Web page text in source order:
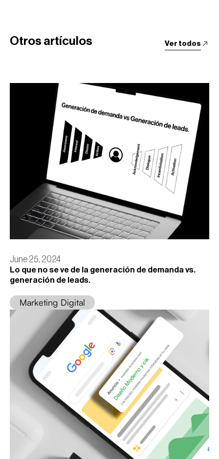
Otros artículos Ver todos
June 25, 2024
Lo que no se ve de la generación de demanda vs.
generación de leads.
Marketing Digital